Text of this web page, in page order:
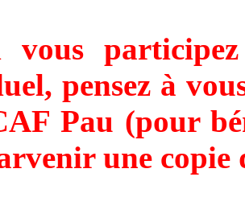
vous
pensez à
Pau (pour
une copie